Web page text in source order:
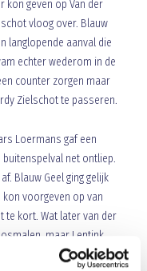
kon geven op Van der
vloog over. Blauw
langlopende aanval die
echter wederom in de
counter zorgen maar
Zielschot te passeren.
Loermans gaf een
buitenspelval net ontliep.
Blauw Geel ging gelijk
voorgeven op van
te kort. Wat later van der
maar Lentink